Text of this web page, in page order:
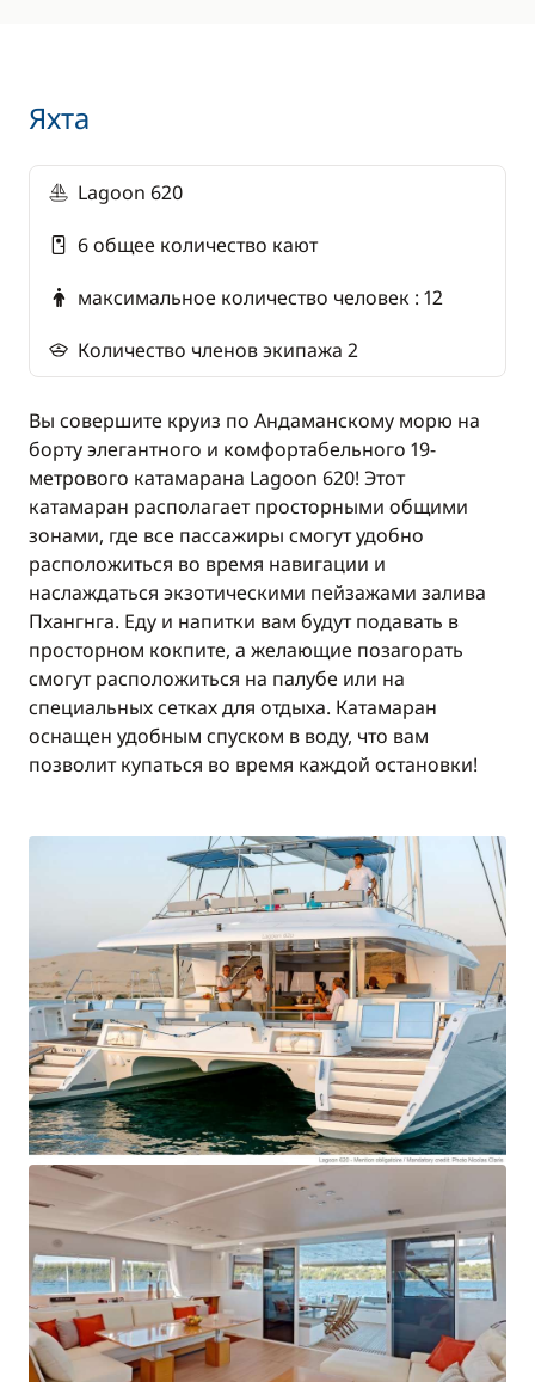
каюту c января 2027 также применяется в
на человека)
Прогулка на длиннохвостой лодке с
Village
Массаж
ВАЖНО:Штраф за несвоевременное
предоставление документов (паспорт,
договор и т.д.) менее чем за 10 дней до
поездки: 150€ за каюту и оплачивается на
месте.
Яхта
Lagoon 620
6 общее количество кают
максимальное количество человек : 12
Количество членов экипажа 2
Вы совершите круиз по Андаманскому морю на
борту элегантного и комфортабельного 19-
метрового катамарана Lagoon 620! Этот
катамаран располагает просторными общими
зонами, где все пассажиры смогут удобно
расположиться во время навигации и
наслаждаться экзотическими пейзажами залива
Пхангнга. Еду и напитки вам будут подавать в
просторном кокпите, а желающие позагорать
смогут расположиться на палубе или на
специальных сетках для отдыха. Катамаран
оснащен удобным спуском в воду, что вам
позволит купаться во время каждой остановки!